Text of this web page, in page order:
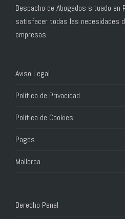
Despacho de Abogados situado en
satisfacer todas las necesidades
empresas.
Aviso Legal
Política de Privacidad
Política de Cookies
Pagos
Mallorca
Derecho Penal